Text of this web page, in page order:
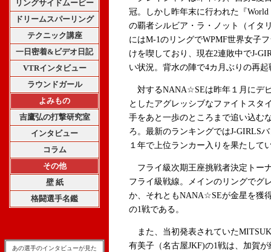
リングサイドムービー
ドリームスパーリング
テクニック講座
一日密着&ビデオ日記
VTRインタビュー
ラウンドガール
よみもの
吉鷹弘の打撃研究室
インタビュー
コラム
その他
壁 紙
格闘選手名鑑
あの選手のインタビューが見た
冠。しかし昨年末に行われた『World
の覇者シルビア・ラ・ノット（イタ
にはM-1のリングでWPMF世界女子
けを喫しており、現在2連敗中でJ-
い状況。背水の陣で4カ月ぶりの再
対するNANA☆SEは昨年１月にデ
としたアグレッシブなファイトスタ
手をあと一歩のところまで追い込む
ろ。最新のランキングではJ-GIRLS
１年で上位ランカー入りを果たして
フライ級次期王座挑戦者決定トー
フライ級戦線。メインのリングでグ
か、それともNANA☆SEが金星を獲
の1戦である。
また、当初発表されていた
有美子（名古屋JKF)の1戦は、加賀